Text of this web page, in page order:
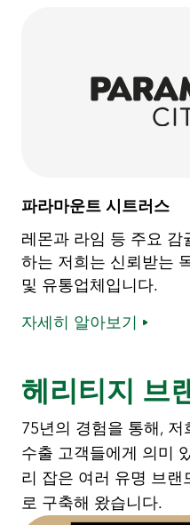
파라마운트 시트러스
레몬과 라임 등 주요
하는 저희는 신뢰받는
및 유통업체입니다.
자세히 알아보기
헤리티지 브
75년의 경험을 통해, 저
수출 고객들에게 의미
리 잡은 여러 유명 브랜
로 구축해 왔습니다.